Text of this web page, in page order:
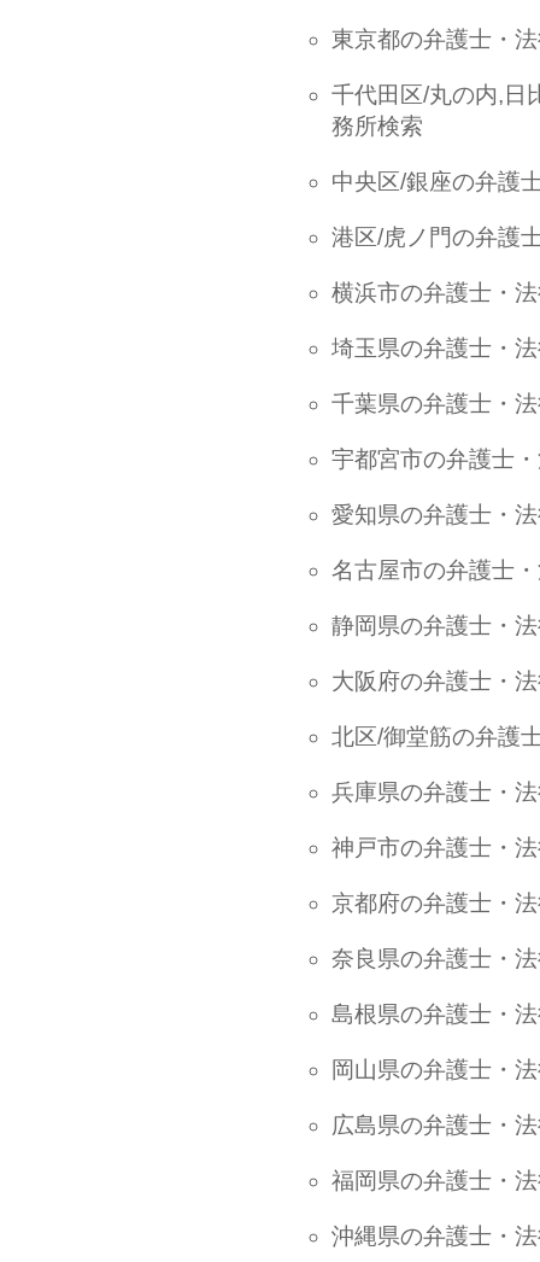
東京都の弁護士・
千代田区/丸の内,日
務所検索
中央区/銀座の弁護
港区/虎ノ門の弁護
横浜市の弁護士・
埼玉県の弁護士・
千葉県の弁護士・
宇都宮市の弁護士
愛知県の弁護士・
名古屋市の弁護士
静岡県の弁護士・
大阪府の弁護士・
北区/御堂筋の弁護
兵庫県の弁護士・
神戸市の弁護士・
京都府の弁護士・
奈良県の弁護士・
島根県の弁護士・
岡山県の弁護士・
広島県の弁護士・
福岡県の弁護士・
沖縄県の弁護士・